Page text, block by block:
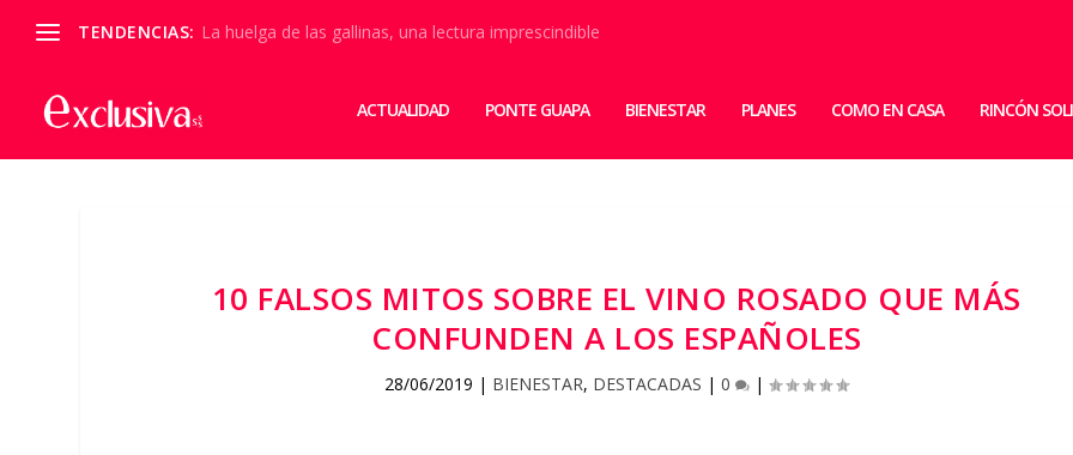
TENDENCIAS: La huelga de las gallinas, una lectura imprescindible
ACTUALIDAD PONTE GUAPA BIENESTAR PLANES COMO EN CASA RINCÓN
10 FALSOS MITOS SOBRE EL VINO ROSADO QUE MÁS
CONFUNDEN A LOS ESPAÑOLES
28/06/2019 | BIENESTAR, DESTACADAS |0 |